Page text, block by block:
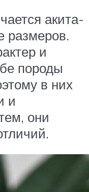
акита-
размеров.
и
породы
в них
и
они